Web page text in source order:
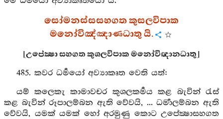
සෝමනස්සසහගත කුසලවිපාක
මනෝවිඤ්ඤාණධාතු යි.
[උපේක්‍ෂා සහගත කුශලවිපාක මනෝවිඥානධාතු]
485. කවර ධර්‍මයෝ අව්‍යාකෘත වෙති යත්:
යම් කලෙකැ කාමාවචර කුශලකර්‍මය කළ බැවින් රැස්
කළ බැවින් රූපාලම්බන ඇති වේවයි, ... ධර්‍මාලම්බන ඇති
වේවයි, යමක් යමක් හෝ අරමුණු කොට උපේක්‍ෂාසහගත